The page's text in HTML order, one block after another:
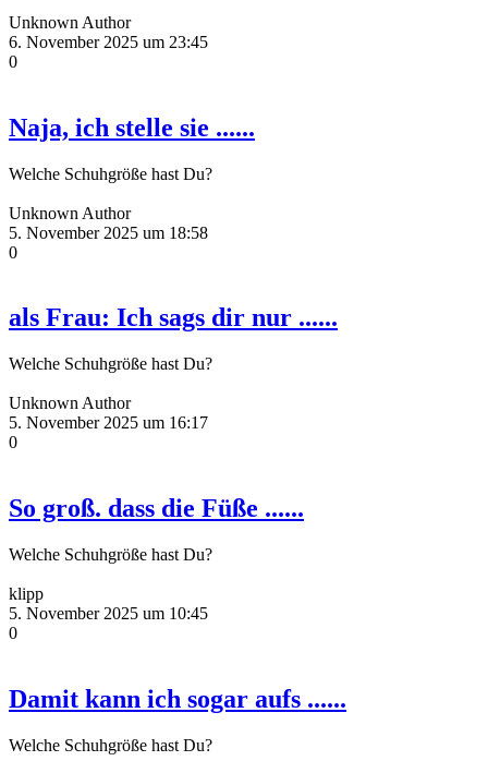
Unknown Author
6. November 2025 um 23:45
0
Naja, ich stelle sie ......
Welche Schuhgröße hast Du?
Unknown Author
5. November 2025 um 18:58
0
als Frau: Ich sags dir nur ......
Welche Schuhgröße hast Du?
Unknown Author
5. November 2025 um 16:17
0
So groß. dass die Füße ......
Welche Schuhgröße hast Du?
klipp
5. November 2025 um 10:45
0
Damit kann ich sogar aufs ......
Welche Schuhgröße hast Du?